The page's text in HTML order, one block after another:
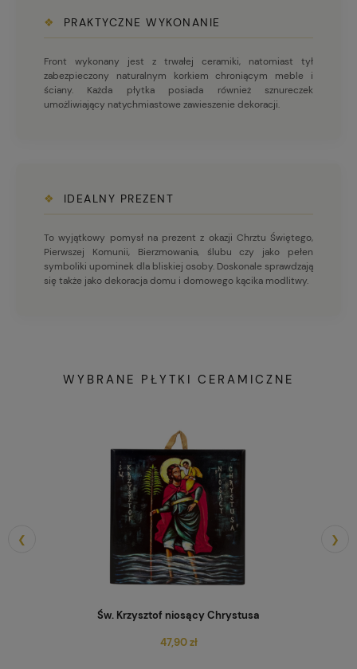
❖ PRAKTYCZNE WYKONANIE
Front wykonany jest z trwałej ceramiki, natomiast tył
zabezpieczony naturalnym korkiem chroniącym meble i
ściany. Każda płytka posiada również sznureczek
umożliwiający natychmiastowe zawieszenie dekoracji.
❖ IDEALNY PREZENT
To wyjątkowy pomysł na prezent z okazji Chrztu Świętego,
Pierwszej Komunii, Bierzmowania, ślubu czy jako pełen
symboliki upominek dla bliskiej osoby. Doskonale sprawdzają
się także jako dekoracja domu i domowego kącika modlitwy.
WYBRANE PŁYTKI CERAMICZNE
Św. Krzysztof niosący Chrystusa
47,90 zł
❮ ❯